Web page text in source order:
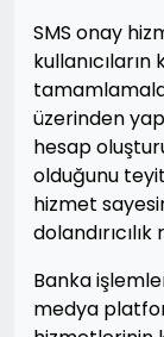
SMS onay
üzerinden
hesap
olduğunu
hizmet
Banka
medya